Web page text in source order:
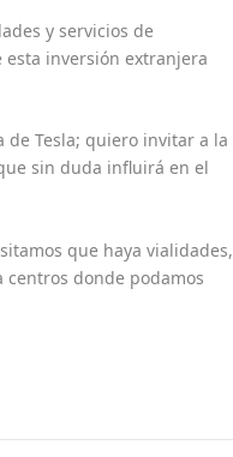
y servicios de
inversión extranjera
de Tesla; quiero invitar a la
sin duda influirá en el
que haya vialidades,
donde podamos